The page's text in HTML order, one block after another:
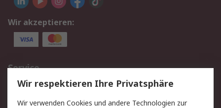
Wir akzeptieren:
Service
Value Added Services
Lieferlösungen
Rücksendungen
Kontakt
Wir respektieren Ihre Privatsphäre
Wir verwenden Cookies und andere Technologien zur